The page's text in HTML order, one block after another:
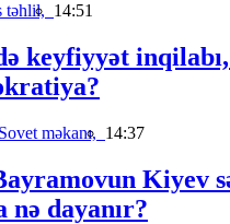
təhlil, 14:51
keyfiyyət inqilabı,
məkanı, 14:37
Kiyev
nə dayanır?